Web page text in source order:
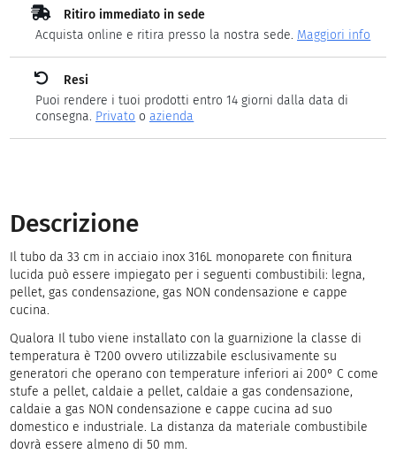
Ritiro immediato in sede
Acquista online e ritira presso la nostra sede. Maggiori info
Resi
Puoi rendere i tuoi prodotti entro 14 giorni dalla data di
consegna. Privato oazienda
Descrizione
Il tubo da 33 cm in acciaio inox 316L monoparete con finitura
lucida può essere impiegato per i seguenti combustibili: legna,
pellet, gas condensazione, gas NON condensazione e cappe
cucina.
Qualora Il tubo viene installato con la guarnizione la classe di
temperatura è T200 ovvero utilizzabile esclusivamente su
generatori che operano con temperature inferiori ai 200° C come
stufe a pellet, caldaie a pellet, caldaie a gas condensazione,
caldaie a gas NON condensazione e cappe cucina ad suo
domestico e industriale. La distanza da materiale combustibile
dovrà essere almeno di 50 mm.